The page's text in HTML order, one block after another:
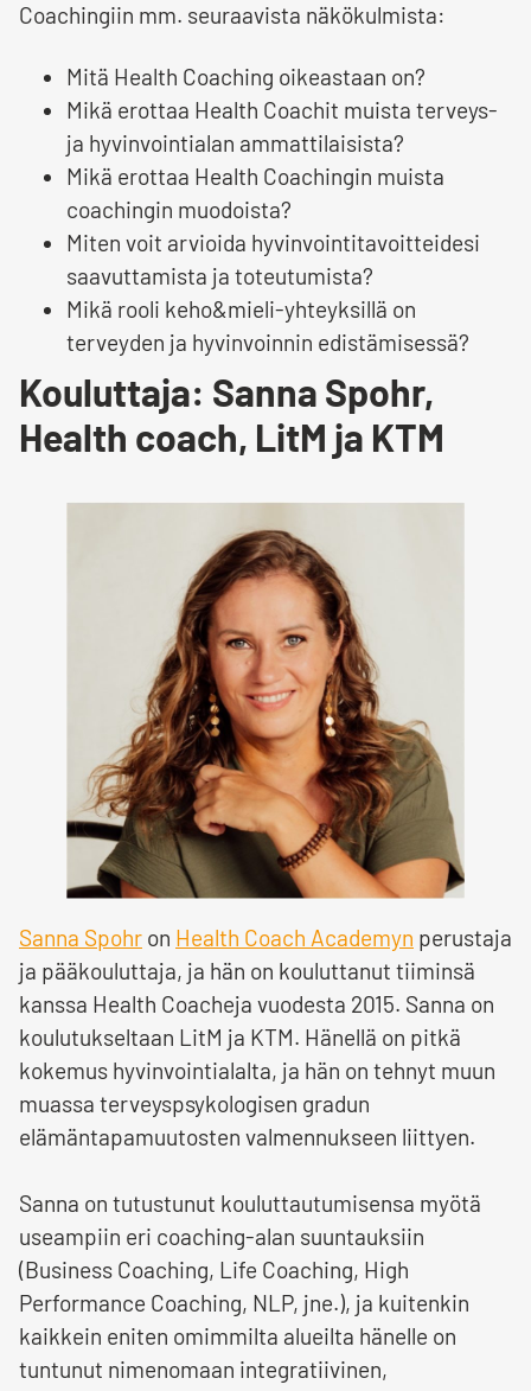
Coachingiin mm. seuraavista näkökulmista:
Mitä Health Coaching oikeastaan on?
Mikä erottaa Health Coachit muista terveys-
ja hyvinvointialan ammattilaisista?
Mikä erottaa Health Coachingin muista
coachingin muodoista?
Miten voit arvioida hyvinvointitavoitteidesi
saavuttamista ja toteutumista?
Mikä rooli keho&mieli-yhteyksillä on
terveyden ja hyvinvoinnin edistämisessä?
Kouluttaja: Sanna Spohr,
Health coach, LitM ja KTM
Sanna Spohr on Health Coach Academyn perustaja
ja pääkouluttaja, ja hän on kouluttanut tiiminsä
kanssa Health Coacheja vuodesta 2015. Sanna on
koulutukseltaan LitM ja KTM. Hänellä on pitkä
kokemus hyvinvointialalta, ja hän on tehnyt muun
muassa terveyspsykologisen gradun
elämäntapamuutosten valmennukseen liittyen.
Sanna on tutustunut kouluttautumisensa myötä
useampiin eri coaching-alan suuntauksiin
(Business Coaching, Life Coaching, High
Performance Coaching, NLP, jne.), ja kuitenkin
kaikkein eniten omimmilta alueilta hänelle on
tuntunut nimenomaan integratiivinen,